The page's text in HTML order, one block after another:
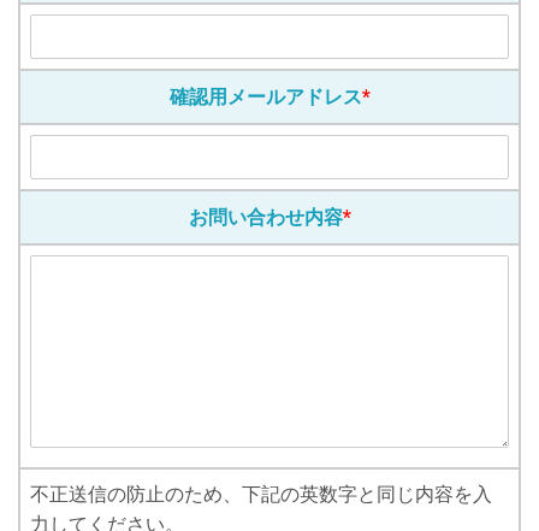
確認用メールアドレス*
お問い合わせ内容*
不正送信の防止のため、下記の英数字と同じ内容を入
力してください。